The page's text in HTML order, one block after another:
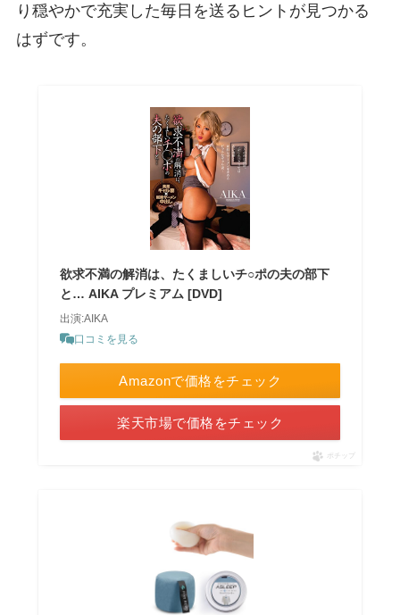
り穏やかで充実した毎日を送るヒントが見つかる
はずです。
欲求不満の解消は、たくましいチ○ポの夫の部下
と… AIKA プレミアム [DVD]
出演:AIKA
口コミを見る
Amazonで価格をチェック
楽天市場で価格をチェック
ポチップ